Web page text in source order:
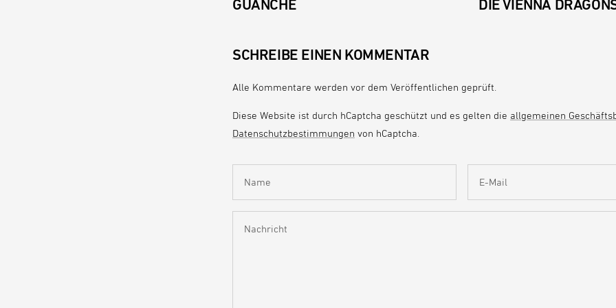
GUANCHE
DIE VIENNA
SCHREIBE EINEN KOMMENTAR
Alle Kommentare werden vor dem Veröffentlichen geprüft.
Diese Website ist durch hCaptcha geschützt und es gelten die allgemeinen
Datenschutzbestimmungen von hCaptcha.
Name E-Mail
Nachricht